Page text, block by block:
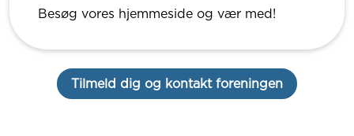
Besøg vores hjemmeside og vær med!
Tilmeld dig og kontakt foreningen